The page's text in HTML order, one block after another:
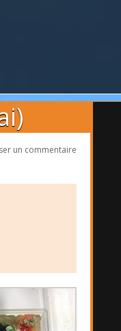
un commentaire